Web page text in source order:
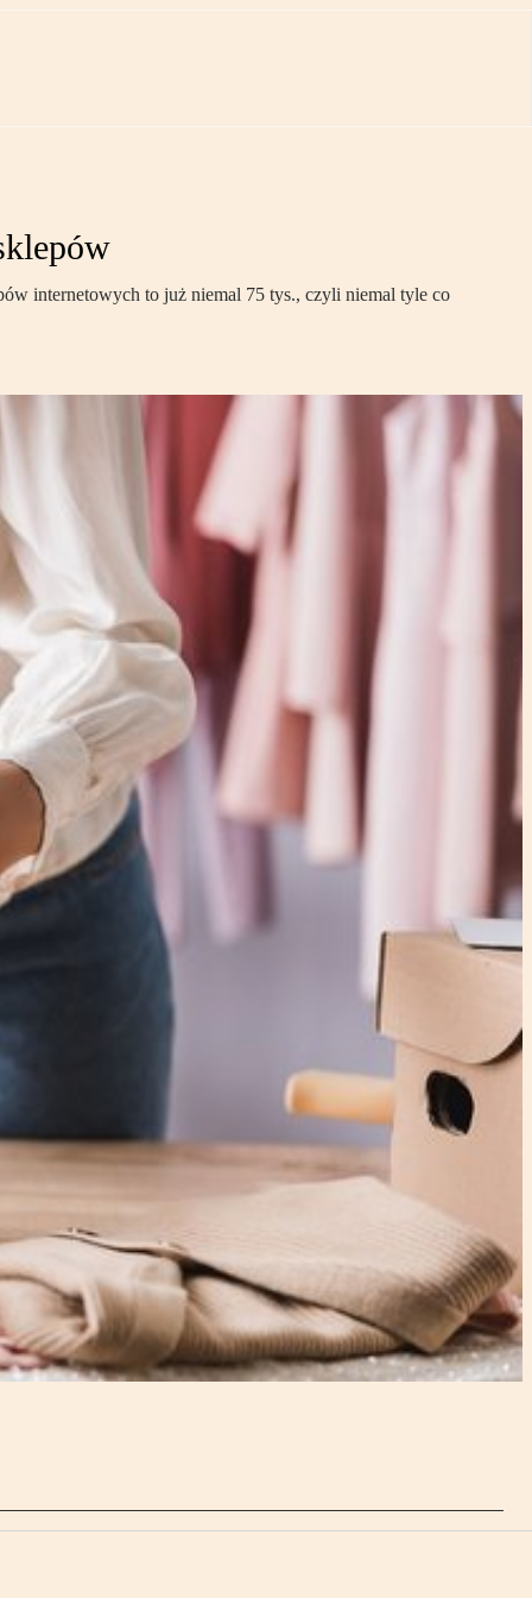
internetowych to już niemal 75 tys., czyli niemal tyle co